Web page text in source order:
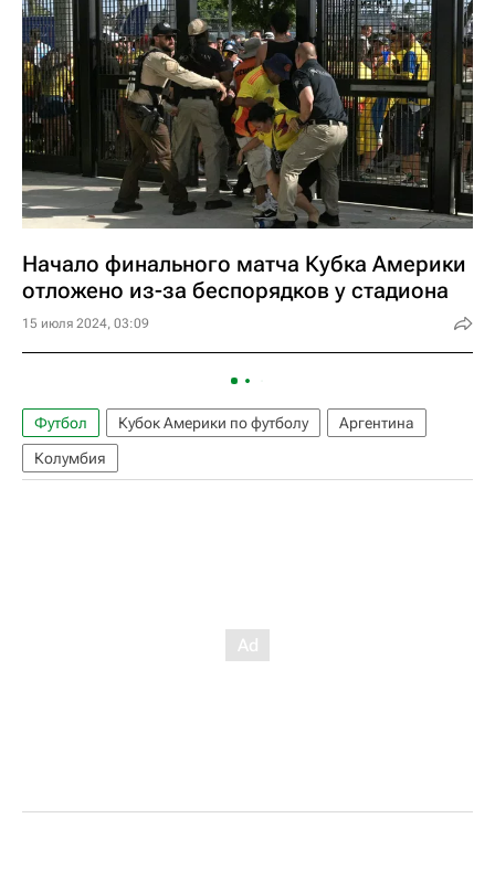
Начало финального матча Кубка Америки
отложено из-за беспорядков у стадиона
15 июля 2024, 03:09
Футбол Кубок Америки по футболу
Аргентина
Колумбия